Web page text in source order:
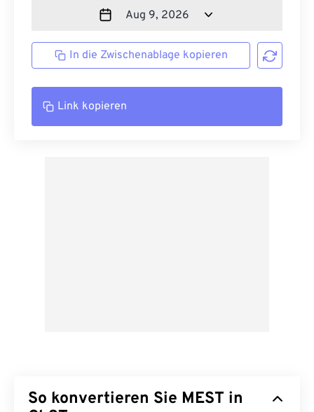
In die Zwischenablage kopieren
Link kopieren
So konvertieren Sie MEST in